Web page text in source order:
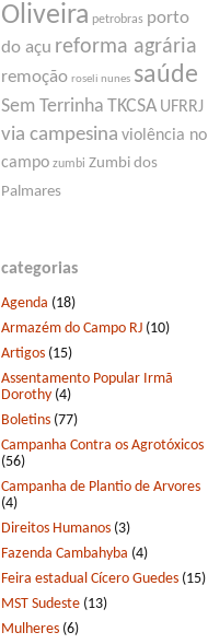
Oliveira petrobras porto
do açu reforma agrária
remoção roseli nunes saúde
Sem Terrinha TKCSA UFRRJ
via campesina violência no
campo zumbi Zumbi dos
Palmares
categorias
Agenda (18)
Armazém do Campo RJ (10)
Artigos (15)
Assentamento Popular Irmã
Dorothy (4)
Boletins (77)
Campanha Contra os Agrotóxicos
(56)
Campanha de Plantio de Arvores
(4)
Direitos Humanos (3)
Fazenda Cambahyba (4)
Feira estadual Cícero Guedes (15)
MST Sudeste (13)
Mulheres (6)